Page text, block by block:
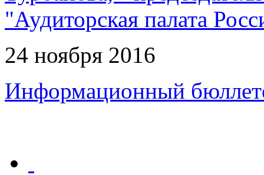
"Аудиторская палата
24 ноября 2016
Информационный